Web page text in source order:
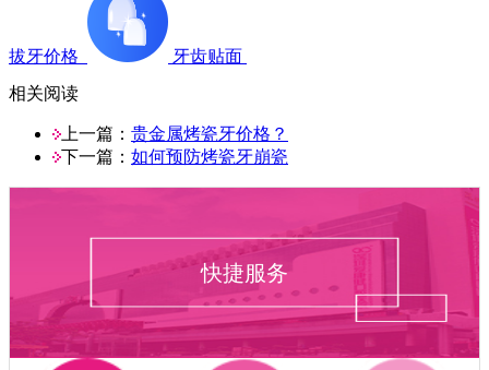
拔牙价格
牙齿贴面
相关阅读
上一篇： 贵金属烤瓷牙价格？
下一篇： 如何预防烤瓷牙崩瓷
快捷服务